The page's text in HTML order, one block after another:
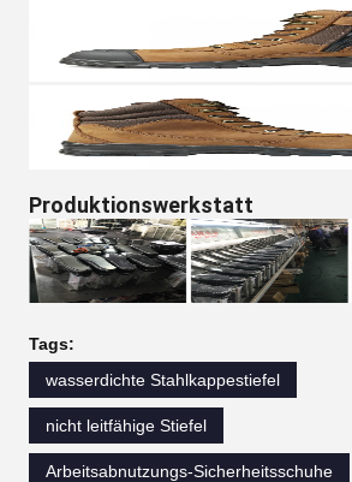
Produktionswerkstatt
Tags:
wasserdichte Stahlkappestiefel
nicht leitfähige Stiefel
Arbeitsabnutzungs-Sicherheitsschuhe